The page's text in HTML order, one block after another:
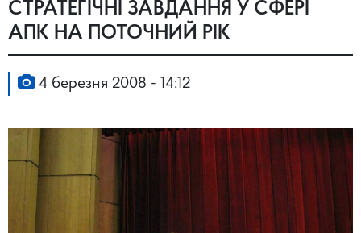
СТРАТЕГІЧНІ ЗАВДАННЯ У СФЕРІ
АПК НА ПОТОЧНИЙ РІК
4 березня 2008 - 14:12